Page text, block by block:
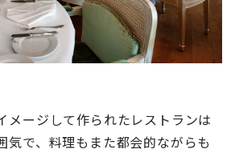
メージして作られたレストランは
気で、料理もまた都会的ながらも